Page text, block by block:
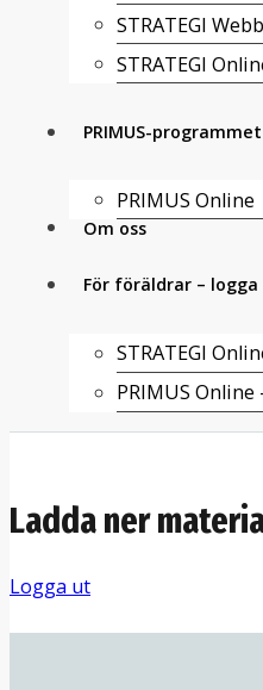
STRATEGI
STRATEGI
PRIMUS-programmet
PRIMUS Online
Om oss
För föräldrar – logga
STRATEGI
PRIMUS
Ladda ner
Logga ut